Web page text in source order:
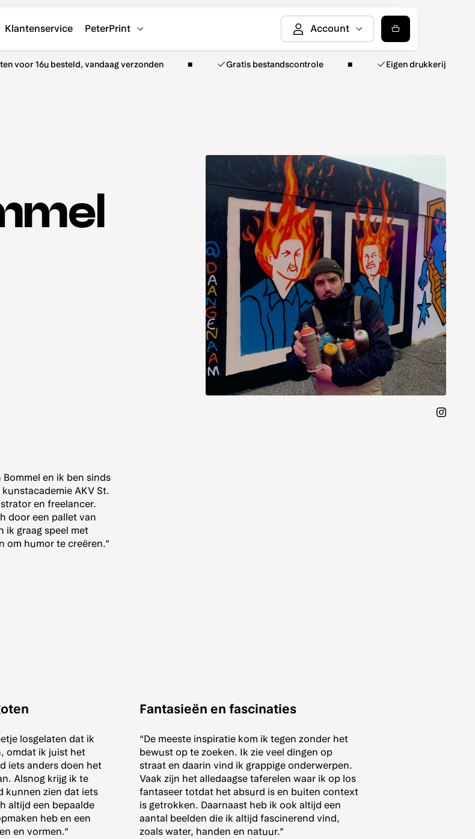
Klantenservice PeterPrint
voor 16u besteld, vandaag verzonden Gratis bestandscontrole Eigen drukkerij
Bommel en ik ben sinds
AKV St.
en freelancer.
door een pallet van
ik graag speel met
om humor te creëren.”
losgelaten dat ik
omdat ik juist het
iets anders doen het
Alsnog krijg ik te
kunnen zien dat iets
altijd een bepaalde
heb en een
en vormen.”
Fantasieën en fascinaties
“De meeste inspiratie kom ik tegen zonder het
bewust op te zoeken. Ik zie veel dingen op
straat en daarin vind ik grappige onderwerpen.
Vaak zijn het alledaagse taferelen waar ik op los
fantaseer totdat het absurd is en buiten context
is getrokken. Daarnaast heb ik ook altijd een
aantal beelden die ik altijd fascinerend vind,
zoals water, handen en natuur.”